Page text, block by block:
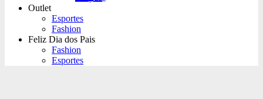
Outlet
Esportes
Fashion
Feliz Dia dos Pais
Fashion
Esportes